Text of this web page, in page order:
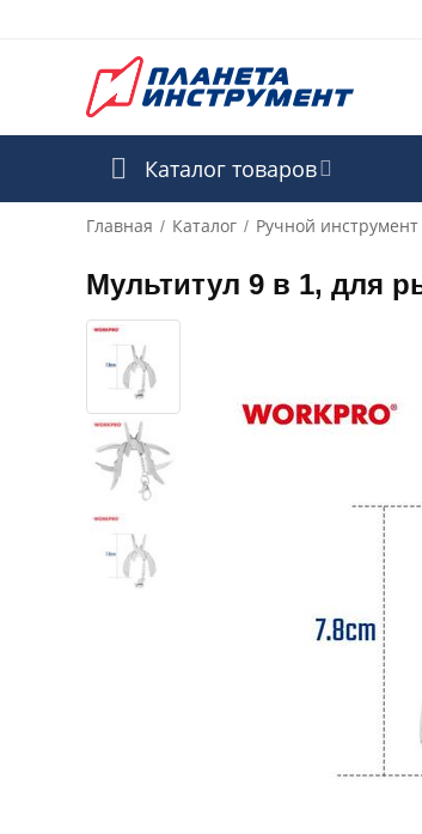
Каталог товаров
Главная / Каталог / Ручной инструмент
Мультитул 9 в 1, для